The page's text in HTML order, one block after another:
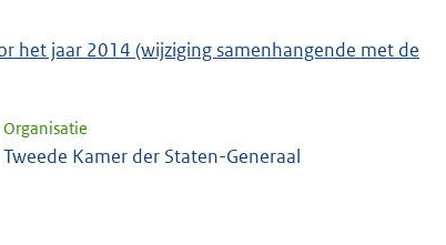
het jaar 2014 (wijziging samenhangende met de
Organisatie
Tweede Kamer der Staten-Generaal